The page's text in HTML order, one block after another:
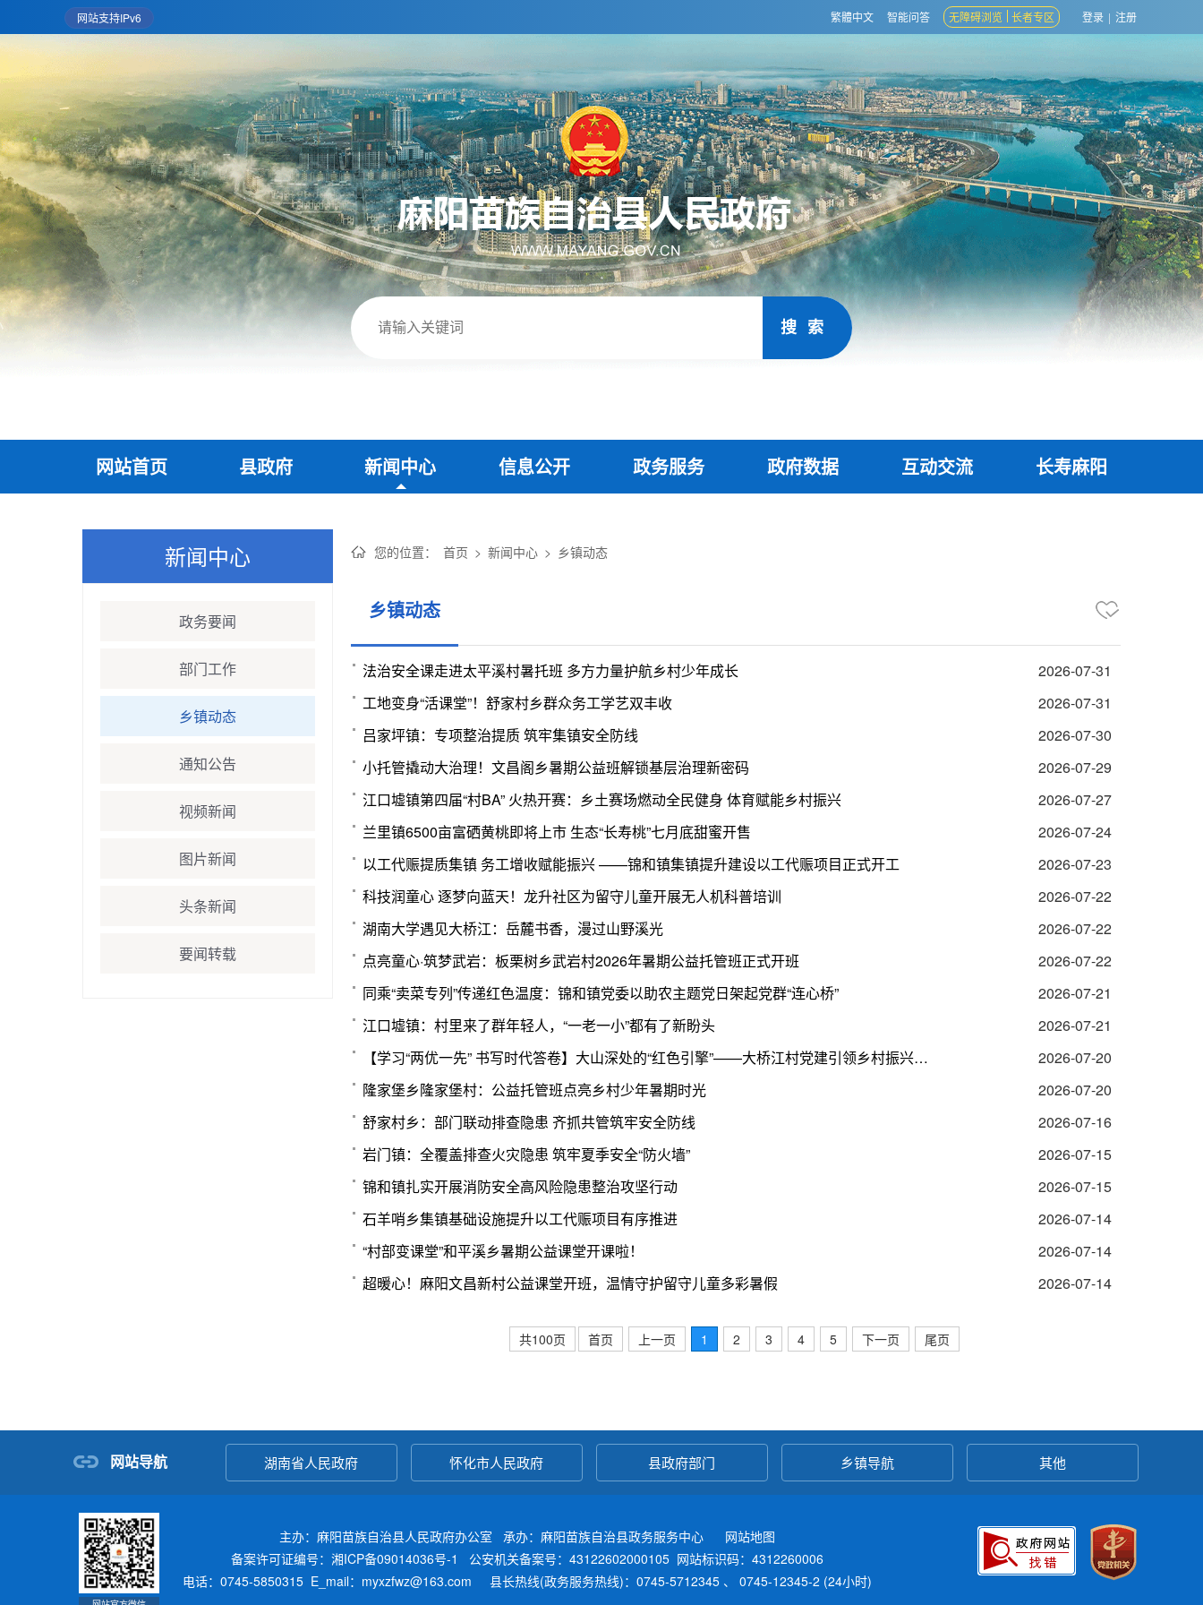
繁體中文 智能问答 无障碍浏览 长者专区 登录 | 注册
网站支持IPv6
网站首页 县政府 新闻中心 信息公开 政务服务 政府数据 互动交流 长寿麻阳
新闻中心
政务要闻
部门工作
乡镇动态
通知公告
视频新闻
图片新闻
头条新闻
要闻转载
您的位置： 首页 > 新闻中心 > 乡镇动态
乡镇动态
法治安全课走进太平溪村暑托班 多方力量护航乡村少年成长
2026-07-31
工地变身“活课堂”！舒家村乡群众务工学艺双丰收
2026-07-31
吕家坪镇：专项整治提质 筑牢集镇安全防线
2026-07-30
小托管撬动大治理！文昌阁乡暑期公益班解锁基层治理新密码
2026-07-29
江口墟镇第四届“村BA” 火热开赛：乡土赛场燃动全民健身 体育赋能乡村振兴
2026-07-27
兰里镇6500亩富硒黄桃即将上市 生态“长寿桃”七月底甜蜜开售
2026-07-24
以工代赈提质集镇 务工增收赋能振兴 ——锦和镇集镇提升建设以工代赈项目正式开工
2026-07-23
科技润童心 逐梦向蓝天！龙升社区为留守儿童开展无人机科普培训
2026-07-22
湖南大学遇见大桥江：岳麓书香，漫过山野溪光
2026-07-22
点亮童心·筑梦武岩：板栗树乡武岩村2026年暑期公益托管班正式开班
2026-07-22
同乘“卖菜专列”传递红色温度：锦和镇党委以助农主题党日架起党群“连心桥”
2026-07-21
江口墟镇：村里来了群年轻人，“一老一小”都有了新盼头
2026-07-21
【学习“两优一先” 书写时代答卷】大山深处的“红色引擎”——大桥江村党建引领乡村振兴纪实
2026-07-20
隆家堡乡隆家堡村：公益托管班点亮乡村少年暑期时光
2026-07-20
舒家村乡：部门联动排查隐患 齐抓共管筑牢安全防线
2026-07-16
岩门镇：全覆盖排查火灾隐患 筑牢夏季安全“防火墙”
2026-07-15
锦和镇扎实开展消防安全高风险隐患整治攻坚行动
2026-07-15
石羊哨乡集镇基础设施提升以工代赈项目有序推进
2026-07-14
“村部变课堂”和平溪乡暑期公益课堂开课啦！
2026-07-14
超暖心！麻阳文昌新村公益课堂开班，温情守护留守儿童多彩暑假
2026-07-14
共100页 首页 上一页 1 2 3 4 5 下一页 尾页
网站导航 湖南省人民政府 怀化市人民政府 县政府部门 乡镇导航 其他
主办：麻阳苗族自治县人民政府办公室 承办：麻阳苗族自治县政务服务中心
网站地图
备案许可证编号：湘ICP备09014036号-1
公安机关备案号：43122602000105 网站标识码：4312260006
电话：0745-5850315 E_mail：myxzfwz@163.com 县长热线(政务服务热线)：0745-5712345 、 0745-12345-2 (24小时)